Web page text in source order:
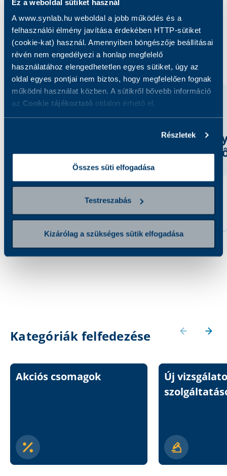
Ez a weboldal sütiket használ
A www.synlab.hu weboldal a jobb működés és a
felhasználói élmény javítása érdekében HTTP-sütiket
(cookie-kat) használ. Amennyiben böngészője beállításai
révén nem engedélyezi a honlap megfelelő
használatához elengedhetetlen egyes sütiket, úgy az
oldal egyes pontjai nem biztos, hogy megfelelően fognak
működni használat közben. A sütikről bővebb információ
az Cookie tájékoztató oldalon érhető el.
Részletek
Összes süti elfogadása
Testreszabás
Kizárólag a szükséges sütik elfogadása
Kapcsolódó szolgáltatások
Totál tesztoszteron
3 700 Ft
4 600 Ft
Kategóriák felfedezése
Akciós csomagok
Új